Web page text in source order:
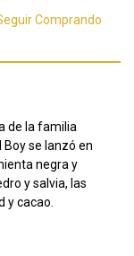
Comprando
de la familia
se lanzó en
negra y
y salvia, las
y cacao.